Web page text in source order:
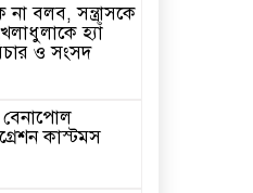
বলব, সন্ত্রাসকে
হ্যাঁ
ও সংসদ
বেনাপোল
কাস্টমস